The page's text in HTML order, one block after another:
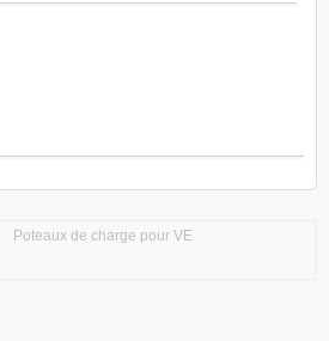
Poteaux de charge pour VE